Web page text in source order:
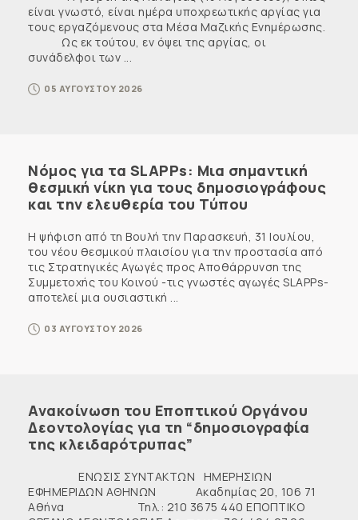
είναι γνωστό, είναι ημέρα υποχρεωτικής αργίας για
τους εργαζόμενους στα Μέσα Μαζικής Ενημέρωσης.
Ως εκ τούτου, εν όψει της αργίας, οι
συνάδελφοι των ...
05 ΑΥΓΟΥΣΤΟΥ 2026
Νόμος για τα SLAPPs: Μια σημαντική
θεσμική νίκη για τους δημοσιογράφους
και την ελευθερία του Τύπου
Η ψήφιση από τη Βουλή την Παρασκευή, 31 Ιουλίου,
του νέου θεσμικού πλαισίου για την προστασία από
τις Στρατηγικές Αγωγές προς Αποθάρρυνση της
Συμμετοχής του Κοινού -τις γνωστές αγωγές SLAPPs-
αποτελεί μια ουσιαστική ...
03 ΑΥΓΟΥΣΤΟΥ 2026
Ανακοίνωση του Εποπτικού Οργάνου
Δεοντολογίας για τη “δημοσιογραφία
της κλειδαρότρυπας”
ΕΝΩΣΙΣ ΣΥΝΤΑΚΤΩΝ ΗΜΕΡΗΣΙΩΝ
ΕΦΗΜΕΡΙΔΩΝ ΑΘΗΝΩΝ Ακαδημίας 20, 106 71
Αθήνα Τηλ.: 210 3675 440 ΕΠΟΠΤΙΚΟ